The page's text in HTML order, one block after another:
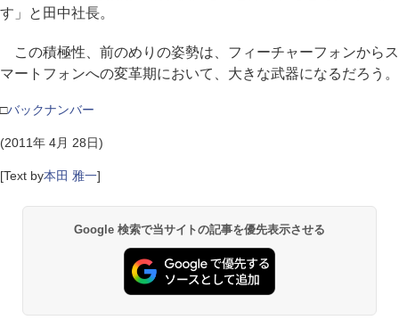
す」と田中社長。
この積極性、前のめりの姿勢は、フィーチャーフォンからス
マートフォンへの変革期において、大きな武器になるだろう。
□バックナンバー
(2011年 4月 28日)
[Text by本田 雅一]
Google 検索で当サイトの記事を優先表示させる